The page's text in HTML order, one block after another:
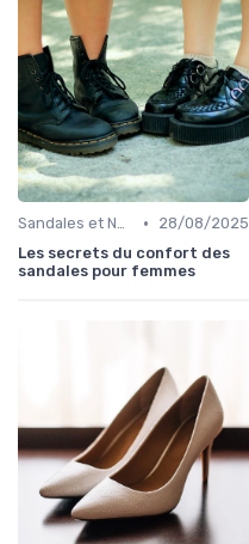
Sandales et Nu-pieds •
28/08/2025
Les secrets du confort des
sandales pour femmes